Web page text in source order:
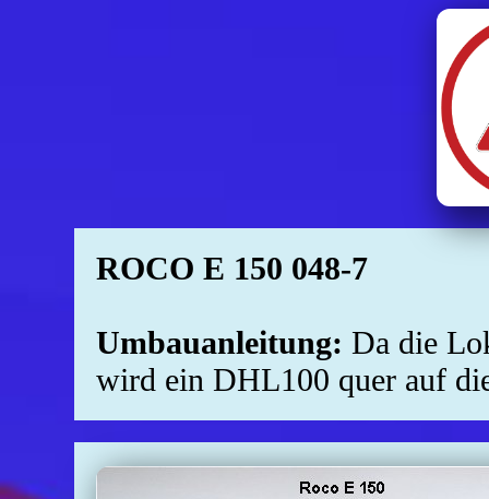
ROCO E 150 048-7
Umbauanleitung: Da die
wird ein DHL100 quer auf